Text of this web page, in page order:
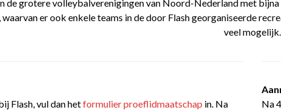
de grotere volleybalverenigingen van Noord-Nederland met
waarvan er ook enkele teams in de door Flash georganiseerde
veel mogelijk.
Flash, vul dan hetformulier proeflidmaatschap in. Na
Na